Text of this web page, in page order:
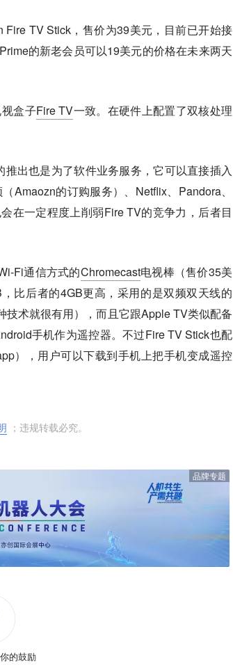
TV Stick，售价为39美元，目前已开始接
的新老会员可以19美元的价格在未来两天
盒子Fire TV一致。在硬件上配置了双核处理
出也是为了软件业务服务，它可以直接插入
Amaozn的订购服务）、Netflix、Pandora、
在一定程度上削弱Fire TV的竞争力，后者目
Fi通信方式的Chromecast电视棒（售价35美
比后者的4GB更高，采用的是双频双天线的
术就很有用），而且它跟Apple TV类似配备
手机作为遥控器。不过Fire TV Stick也配
），用户可以下载到手机上把手机变成遥控
；违规转载必究。
品牌专题
的鼓励